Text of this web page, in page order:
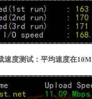
速度测试：平均速度在10M